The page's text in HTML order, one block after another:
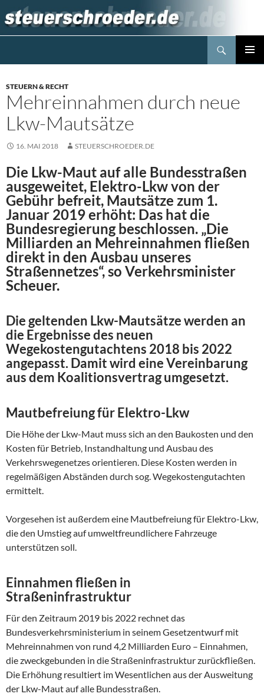
Inhalt
springen
STEUERN & RECHT
Mehreinnahmen durch neue
Lkw-Mautsätze
16. MAI 2018 STEUERSCHROEDER.DE
Die Lkw-Maut auf alle Bundesstraßen
ausgeweitet, Elektro-Lkw von der
Gebühr befreit, Mautsätze zum 1.
Januar 2019 erhöht: Das hat die
Bundesregierung beschlossen. „Die
Milliarden an Mehreinnahmen fließen
direkt in den Ausbau unseres
Straßennetzes“, so Verkehrsminister
Scheuer.
Die geltenden Lkw-Mautsätze werden an
die Ergebnisse des neuen
Wegekostengutachtens 2018 bis 2022
angepasst. Damit wird eine Vereinbarung
aus dem Koalitionsvertrag umgesetzt.
Mautbefreiung für Elektro-Lkw
Die Höhe der Lkw-Maut muss sich an den Baukosten und den
Kosten für Betrieb, Instandhaltung und Ausbau des
Verkehrswegenetzes orientieren. Diese Kosten werden in
regelmäßigen Abständen durch sog. Wegekostengutachten
ermittelt.
Vorgesehen ist außerdem eine Mautbefreiung für Elektro-Lkw,
die den Umstieg auf umweltfreundlichere Fahrzeuge
unterstützen soll.
Einnahmen fließen in
Straßeninfrastruktur
Für den Zeitraum 2019 bis 2022 rechnet das
Bundesverkehrsministerium in seinem Gesetzentwurf mit
Mehreinnahmen von rund 4,2 Milliarden Euro – Einnahmen,
die zweckgebunden in die Straßeninfrastruktur zurückfließen.
Die Erhöhung resultiert im Wesentlichen aus der Ausweitung
der Lkw-Maut auf alle Bundesstraßen.